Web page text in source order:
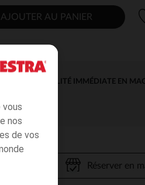
nos
de vos
AJOUTER AU PANIER
DISPONIBILITÉ IMMÉDIATE EN
Réserver en